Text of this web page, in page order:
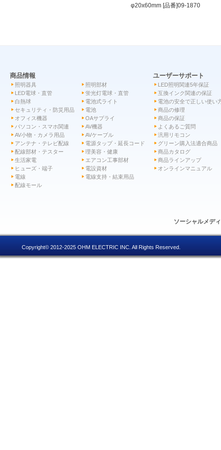
φ20x60mm [品番]09-1870
商品情報
照明器具
照明部材
LED電球・直管
蛍光灯電球・直管
白熱球
電池式ライト
セキュリティ・防災用品
電池
オフィス機器
OAサプライ
パソコン・スマホ関連
AV機器
AV小物・カメラ用品
AVケーブル
アンテナ・テレビ配線
電源タップ・延長コード
配線部材・テスター
理美容・健康
生活家電
エアコン工事部材
ヒューズ・端子
電設資材
電線
電線支持・結束用品
配線モール
ユーザーサポート
LED照明関連5年保証
互換インク関連の保証
電池の安全で正しい使い
商品の修理
商品の保証
よくあるご質問
汎用リモコン
グリーン購入法適合商品
商品カタログ
商品ラインアップ
オンラインマニュアル
ソーシャルメデ
Copyright© 2012-2025 OHM ELECTRIC INC. All Rights Reserved.